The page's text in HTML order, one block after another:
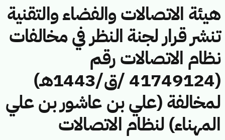
هيئة الاتصالات والفضاء والتقنية
تنشر قرار لجنة النظر في مخالفات
نظام الاتصالات رقم
(41749124 /ق/1443هـ)
لمخالفة (علي بن عاشور بن علي
المهناء) لنظام الاتصالات